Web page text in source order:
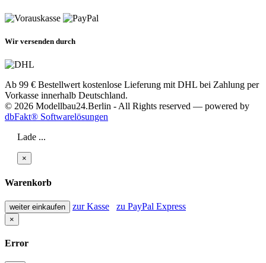
Wir versenden durch
Ab 99 € Bestellwert kostenlose Lieferung mit DHL bei Zahlung per
Vorkasse innerhalb Deutschland.
© 2026 Modellbau24.Berlin - All Rights reserved — powered by
dbFakt® Softwarelösungen
Lade ...
×
Warenkorb
weiter einkaufen zur Kasse zu PayPal Express
×
Error